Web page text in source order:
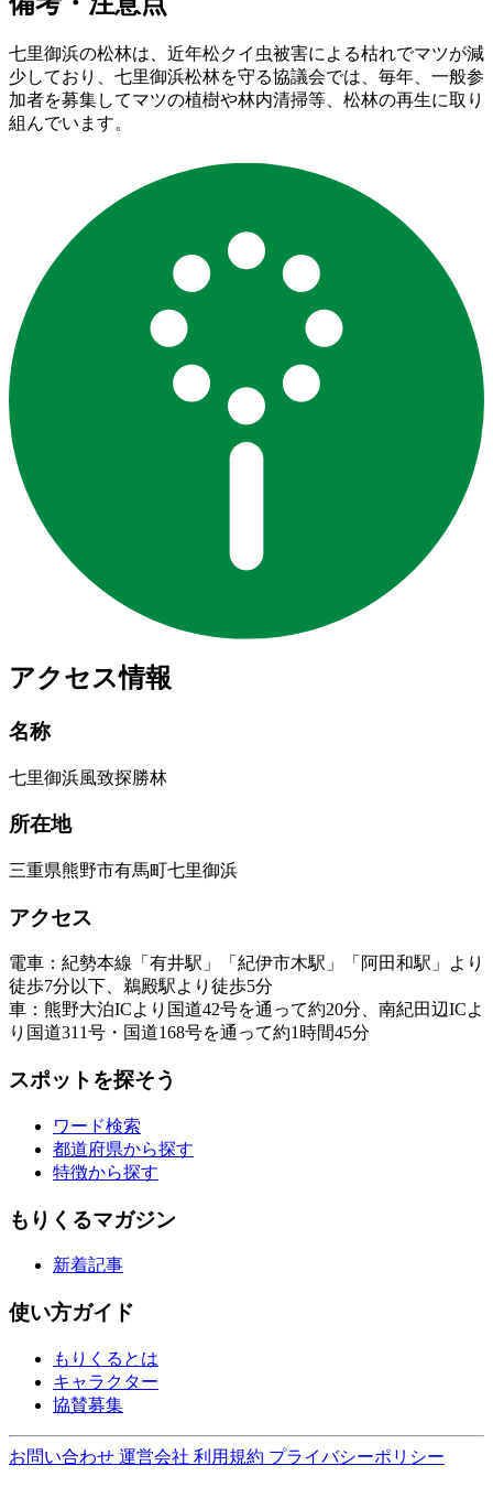
七里御浜の松林は、近年松クイ虫被害による枯れでマツが減
少しており、七里御浜松林を守る協議会では、毎年、一般参
加者を募集してマツの植樹や林内清掃等、松林の再生に取り
組んでいます。
アクセス情報
名称
七里御浜風致探勝林
所在地
三重県熊野市有馬町七里御浜
アクセス
電車：紀勢本線「有井駅」「紀伊市木駅」「阿田和駅」より
徒歩7分以下、鵜殿駅より徒歩5分
車：熊野大泊ICより国道42号を通って約20分、南紀田辺ICよ
り国道311号・国道168号を通って約1時間45分
スポットを探そう
ワード検索
都道府県から探す
特徴から探す
もりくるマガジン
新着記事
使い方ガイド
もりくるとは
キャラクター
協賛募集
お問い合わせ 運営会社 利用規約 プライバシーポリシー